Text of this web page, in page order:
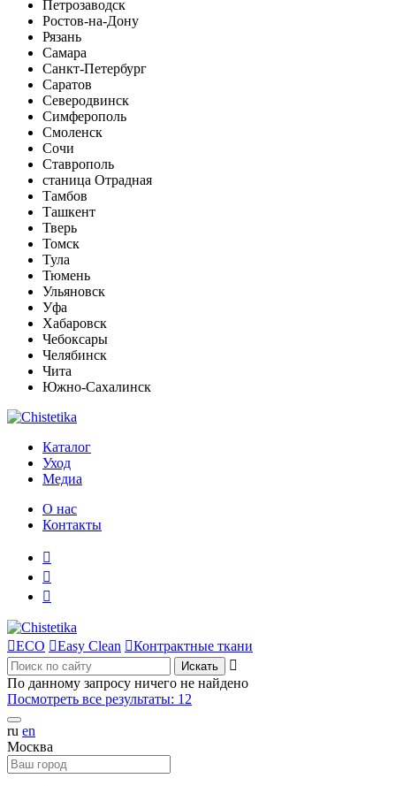
Петрозаводск
Ростов-на-Дону
Рязань
Самара
Санкт-Петербург
Саратов
Северодвинск
Симферополь
Смоленск
Сочи
Ставрополь
станица Отрадная
Тамбов
Ташкент
Тверь
Томск
Тула
Тюмень
Ульяновск
Уфа
Хабаровск
Чебоксары
Челябинск
Чита
Южно-Сахалинск
Каталог
Уход
Медиа
О нас
Контакты



ECO Easy Clean Контрактные ткани

По данному запросу ничего не найдено
Посмотреть все результаты: 12
ru en
Москва